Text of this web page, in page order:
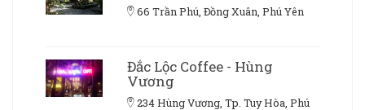
66 Trần Phú, Đồng Xuân, Phú Yên
Đắc Lộc Coffee - Hùng
Vương
234 Hùng Vương, Tp. Tuy Hòa, Phú